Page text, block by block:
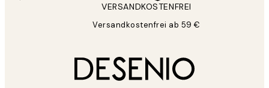
VERSANDKOSTENFREI
Versandkostenfrei ab 59 €